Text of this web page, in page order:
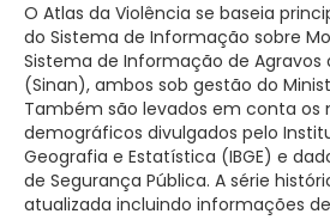
O Atlas da Violência se baseia
do Sistema de Informação sobre
Sistema de Informação de Agravos
(Sinan), ambos sob gestão do
Também são levados em conta os
demográficos divulgados pelo
Geografia e Estatística (IBGE) e
de Segurança Pública. A série
atualizada incluindo informações de